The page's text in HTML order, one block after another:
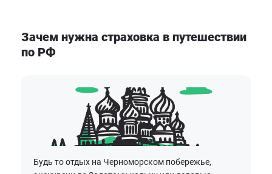
Зачем нужна страховка в путешествии
по РФ
Будь то отдых на Черноморском побережье,